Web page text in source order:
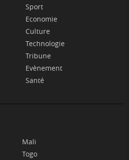
Sport
Economie
Culture
Technologie
Tribune
Evènement
Santé
Mali
Togo